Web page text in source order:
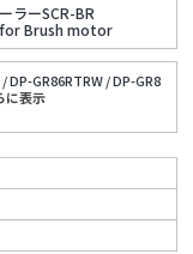
ラーSCR-BR
Brush motor
/DP-GR86RTRW /DP-GR8
に表⽰